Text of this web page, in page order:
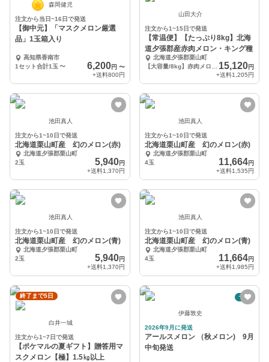
森岡健児
注文から当日~16日で発送
【御中元】「マスクメロン厳選
品」1玉箱入り
高知県香南市
1セット合計1玉 〜 6,200円 〜
+送料800円
山田大介
注文から1~15日で発送
【常温便】【たっぷり8kg】北海
道夕張郡産赤肉メロン・キング種
北海道夕張郡栗山町
15,120円
+送料1,205円
池田真人
注文から1~10日で発送
北海道栗山町産 幻のメロン(赤)
北海道夕張郡栗山町
2玉
5,940円
+送料1,370円
池田真人
注文から1~10日で発送
北海道栗山町産 幻のメロン(赤)
北海道夕張郡栗山町
4玉
11,664円
+送料1,535円
池田真人
注文から1~10日で発送
北海道栗山町産 幻のメロン(青)
北海道夕張郡栗山町
2玉
5,940円
+送料1,370円
池田真人
注文から1~10日で発送
北海道栗山町産 幻のメロン(青)
北海道夕張郡栗山町
4玉
11,664円
+送料1,985円
終了まで5日
白井一城
注文から1~7日で発送
【ポケマルの夏ギフト】贈答用マ
スクメロン【極】1.5㎏以上
予約
伊藤敦史
2026年9月に発送
アールスメロン （秋メロン) 9月
中旬発送